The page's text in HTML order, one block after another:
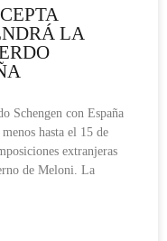
LA
Schengen con España
hasta el 15 de
extranjeras
de Meloni. La